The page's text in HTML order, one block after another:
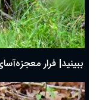
ببینید| فرار